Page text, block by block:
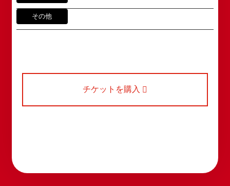
その他
チケットを購入 